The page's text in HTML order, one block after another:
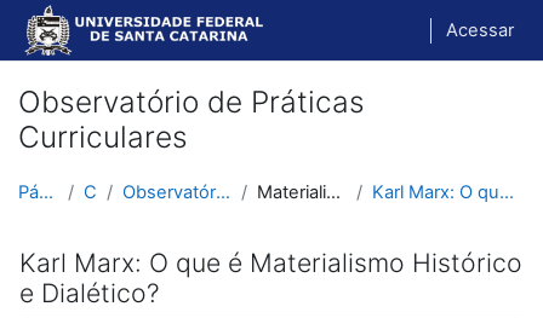
Ir para o conteúdo principal
Acessar
Observatório de Práticas
Curriculares
Página inicial Cursos Observatório de Práticas Curriculares Materialismo Histórico-Dialético Karl Marx: O que é Materialismo Histórico e Dialét...
Karl Marx: O que é Materialismo Histórico
e Dialético?